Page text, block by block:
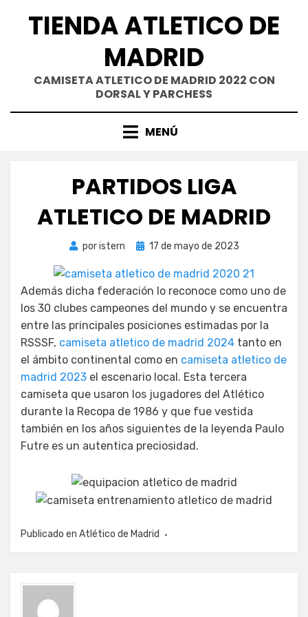
TIENDA ATLETICO DE
MADRID
CAMISETA ATLETICO DE MADRID 2022 CON
DORSAL Y PARCHESS
MENÚ
PARTIDOS LIGA
ATLETICO DE MADRID
poristern
Publicada
17 de mayo de 2023
Además dicha federación lo reconoce como uno de
los 30 clubes campeones del mundo y se encuentra
entre las principales posiciones estimadas por la
RSSSF, camiseta atletico de madrid 2024 tanto en
el ámbito continental como en camiseta atletico de
madrid 2023 el escenario local. Esta tercera
camiseta que usaron los jugadores del Atlético
durante la Recopa de 1986 y que fue vestida
también en los años siguientes de la leyenda Paulo
Futre es un autentica preciosidad.
Publicado en Atlético de Madrid